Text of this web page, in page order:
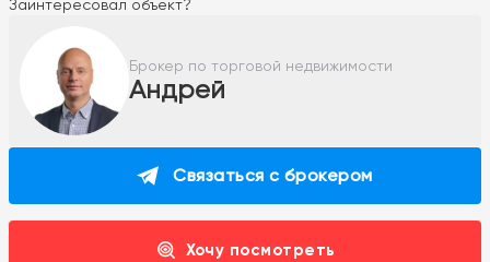
Заинтересовал объект?
Брокер по торговой недвижимости
Андрей
Связаться с брокером
Хочу посмотреть